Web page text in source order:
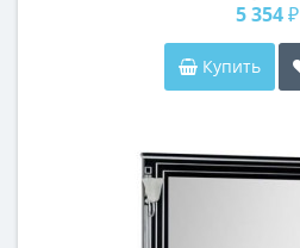
5 354 ₽
Купить